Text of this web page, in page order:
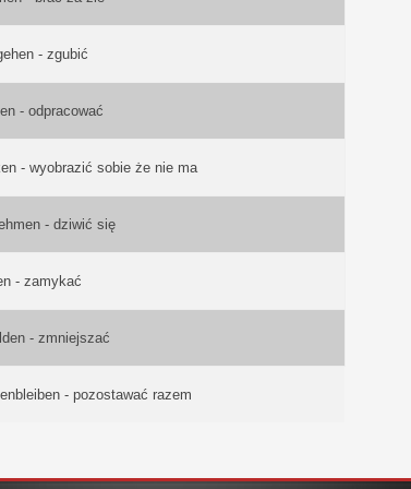
- zgubić
- odpracować
- wyobrazić sobie że nie ma
- dziwić się
- zamykać
- zmniejszać
- pozostawać razem